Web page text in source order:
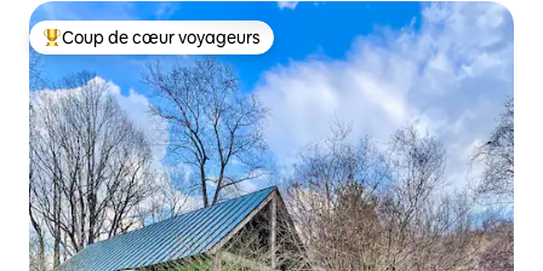
Coups de cœur voyageurs les plus appréciés
Coup de cœur voyageurs